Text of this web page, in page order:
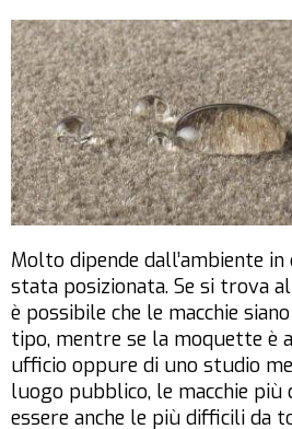
Molto dipende dall’ambiente in
stata posizionata. Se si trova
è possibile che le macchie
tipo, mentre se la moquette è
ufficio oppure di uno studio
luogo pubblico, le macchie più
essere anche le più difficili da